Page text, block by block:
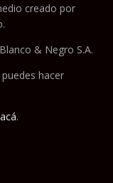
creado por
& Negro S.A.
hacer
acá.